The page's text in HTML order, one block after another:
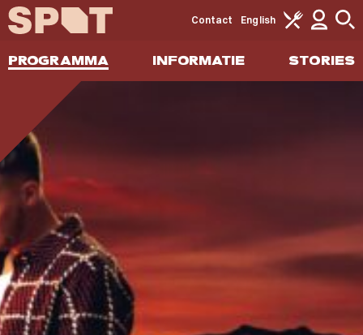
PROGRAMMA INFORMATIE STORIES
Contact English